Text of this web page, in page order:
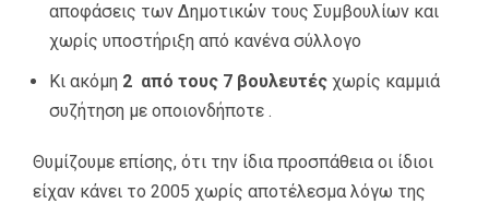
αποφάσεις των Δημοτικών τους Συμβουλίων και
χωρίς υποστήριξη από κανένα σύλλογο
Κι ακόμη 2 από τους 7 βουλευτές χωρίς καμμιά
συζήτηση με οποιονδήποτε .
Θυμίζουμε επίσης, ότι την ίδια προσπάθεια οι ίδιοι
είχαν κάνει το 2005 χωρίς αποτέλεσμα λόγω της